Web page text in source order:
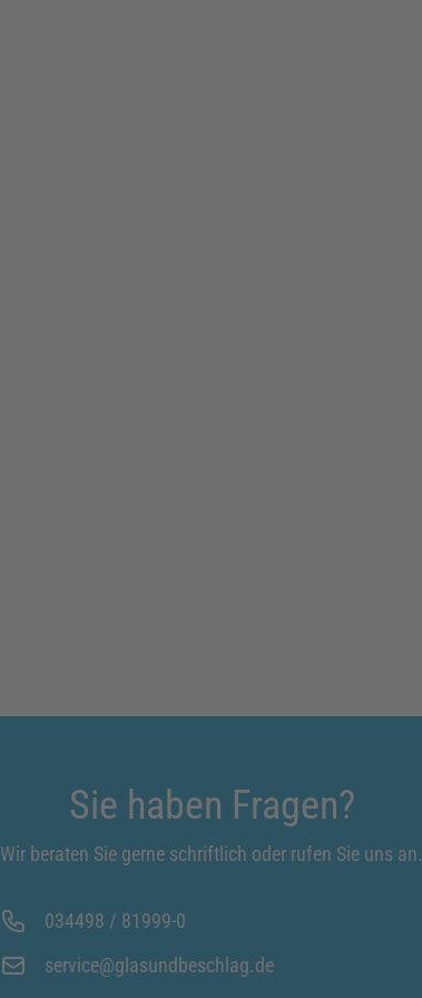
Sie haben Fragen?
Wir beraten Sie gerne schriftlich oder rufen Sie uns an.
034498 / 81999-0
service@glasundbeschlag.de